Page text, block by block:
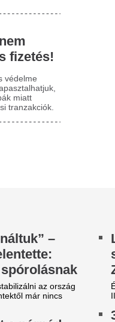
végignézni
Van, amikor egy szerelmi
éppen azért, mert nem
Cáfolta Gajdos
vízügyi államtitkár